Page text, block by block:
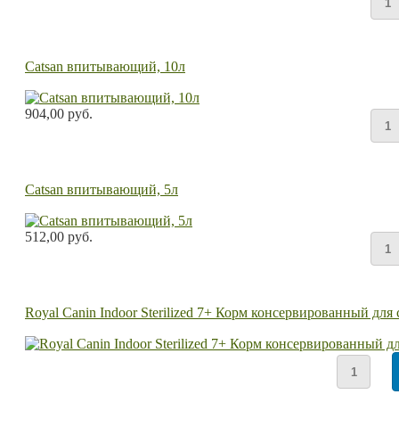
Catsan впитывающий, 10л
904,00 руб.
Catsan впитывающий, 5л
512,00 руб.
Royal Canin Indoor Sterilized 7+ Корм консервированный